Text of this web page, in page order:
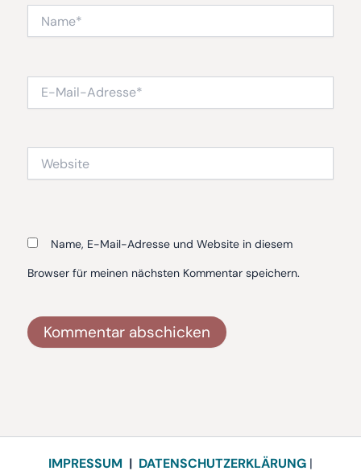
Mail-
Name, E-Mail-Adresse und Website in diesem
Browser für meinen nächsten Kommentar speichern.
IMPRESSUM | DATENSCHUTZERKLÄRUNG |